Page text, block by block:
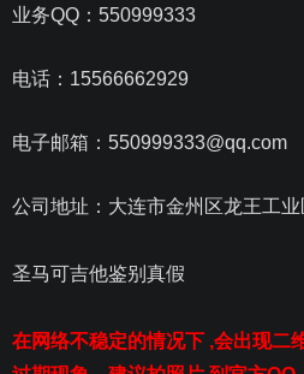
业务QQ：550999333
电话：15566662929
电子邮箱：550999333@qq.com
公司地址：大连市金州区龙王工业
圣马可吉他鉴别真假
在网络不稳定的情况下 ,会出现二